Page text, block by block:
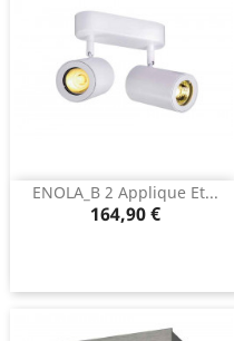
ENOLA_B 2 Applique Et...
Prix
164,90 €